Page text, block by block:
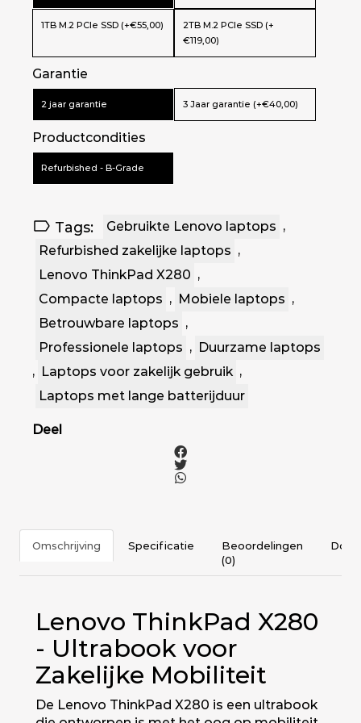
1TB M.2 PCIe SSD (+€55,00)
2TB M.2 PCIe SSD (+
€119,00)
Garantie
2 jaar garantie 3 Jaar garantie (+€40,00)
Productcondities
Refurbished - B-Grade
Tags: Gebruikte Lenovo laptops ,
Refurbished zakelijke laptops ,
Lenovo ThinkPad X280 ,
Compacte laptops , Mobiele laptops ,
Betrouwbare laptops ,
Professionele laptops , Duurzame laptops
, Laptops voor zakelijk gebruik ,
Laptops met lange batterijduur
Deel
Omschrijving Specificatie
Beoordelingen
(0)
Lenovo ThinkPad X280
- Ultrabook voor
Zakelijke Mobiliteit
De Lenovo ThinkPad X280 is een ultrabook